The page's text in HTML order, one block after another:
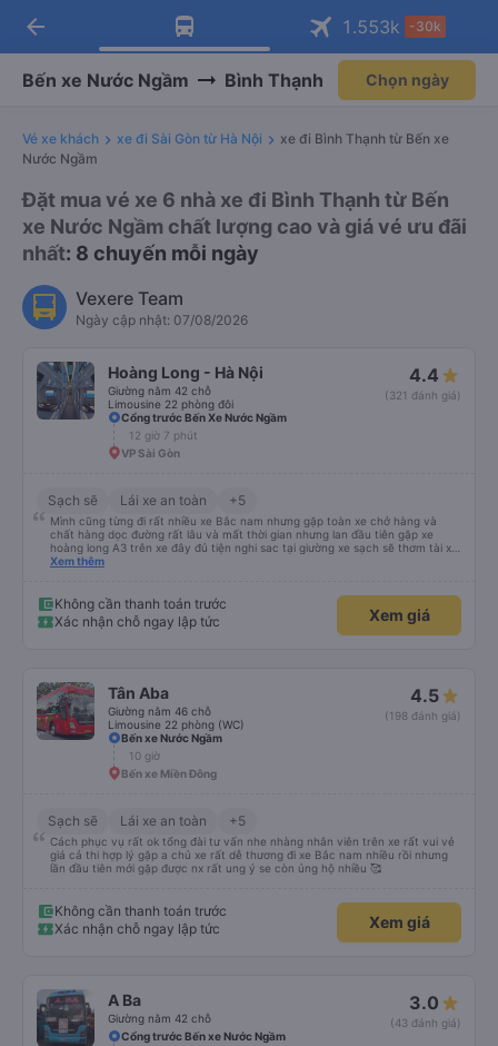
Tải app Vexere ngay!
Nhận ưu đãi thành viên độc
Mở app
Tải app Vexere
-30k/ghế khi đặt vé máy bay qua
Mở app
arrow_back 1.553k -30k
Bến xe Nước Ngầm Bình Thạnh Chọn ngày
Vé xe khách xe đi Sài Gòn từ Hà Nội
xe đi Bình Thạnh từ Bến xe
Nước Ngầm
Đặt mua vé xe 6 nhà xe đi Bình Thạnh từ Bến
xe Nước Ngầm chất lượng cao và giá vé ưu đãi
nhất: 8 chuyến mỗi ngày
Vexere Team
Ngày cập nhật: 07/08/2026
Hoàng Long - Hà Nội
Giường nằm 42 chỗ
Limousine 22 phòng đôi
4.4
(321 đánh giá)
Cổng trước Bến Xe Nước Ngầm
12 giờ 7 phút
VP Sài Gòn
Sạch sẽ Lái xe an toàn +5
Mình cũng từng đi rất nhiều xe Bắc nam nhưng gặp toàn xe chở hàng và
chất hàng dọc đường rất lâu và mất thời gian nhưng lan đầu tiên gặp xe
hoàng long A3 trên xe đây đủ tiện nghi sac tại giường xe sạch sẽ thơm tài xế
lo xe thoải mái vui tính sẽ con ung hô nhe
Xem thêm
Không cần thanh toán trước
Xác nhận chỗ ngay lập tức
Xem giá
Tân Aba
Giường nằm 46 chỗ
Limousine 22 phòng (WC)
4.5
(198 đánh giá)
Bến xe Nước Ngầm
10 giờ
Bến xe Miền Đông
Sạch sẽ Lái xe an toàn +5
Cách phục vụ rất ok tổng đài tư vấn nhe nhàng nhân viên trên xe rất vui vẻ
giá cả thi hợp lý gặp a chủ xe rất dễ thương đi xe Bắc nam nhiều rồi nhưng
lần đầu tiên mới gặp được nx rất ung ý se còn ủng hộ nhiều 🥰
Không cần thanh toán trước
Xác nhận chỗ ngay lập tức
Xem giá
A Ba
Giường nằm 42 chỗ
3.0
(43 đánh giá)
Cổng trước Bến xe Nước Ngầm